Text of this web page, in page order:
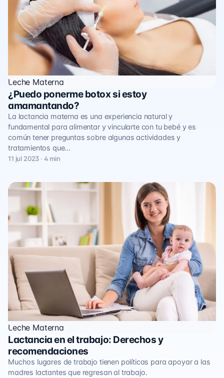
Leche Materna
¿Puedo ponerme botox si estoy
amamantando?
La lactancia materna es una experiencia natural y
fundamental para alimentar y vincularte con tu bebé y es
común tener preguntas sobre algunas actividades y
tratamientos que…
11 jul 2023 · 4 min
Leche Materna
Lactancia en el trabajo: Derechos y
recomendaciones
Muchos lugares de trabajo tienen políticas para apoyar a las
madres lactantes que regresan al trabajo.